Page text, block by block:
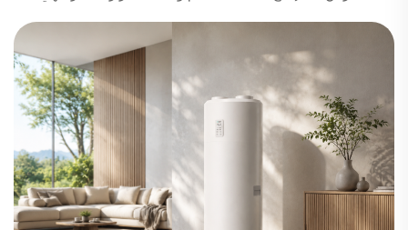
الهواء وتبادل الهواء النقي ضمن النطاق المستهدف، حتى في ظل
تقلبات المناخ الخارجي. فَـ...